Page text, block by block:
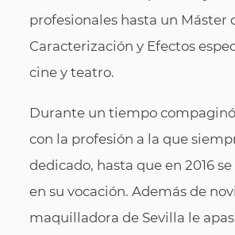
profesionales hasta un Máster
Caracterización y Efectos
cine y teatro.
Durante un tiempo
con la profesión a la que
dedicado, hasta que en 2016
en su vocación. Además de
maquilladora de Sevilla le